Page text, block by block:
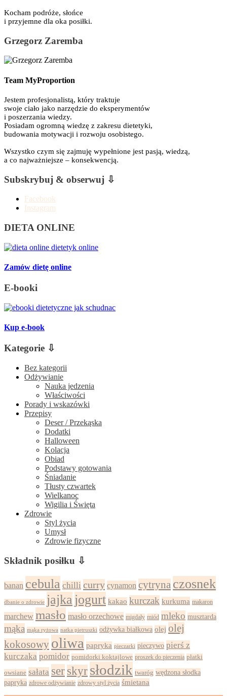
Kocham podróże, słońce
i przyjemne dla oka posiłki.
Grzegorz Zaremba
Team MyProportion
Jestem profesjonalistą, który traktuje
swoje ciało jako narzędzie do eksperymentów
i poszerzania wiedzy.
Posiadam ogromną wiedzę z zakresu dietetyki,
budowania motywacji i rozwoju osobistego.
Wszystko czym się zajmuję wypełnione jest pasją, wiedzą,
a co najważniejsze – konsekwencją.
Subskrybuj & obserwuj ⇩
Facebook
Instagram
DIETA ONLINE
Zamów dietę online
E-booki
Kup e-book
Kategorie ⇩
Bez kategorii
Odżywianie
Nauka jedzenia
Właściwości
Porady i wskazówki
Przepisy
Deser / Przekąska
Dodatki
Halloween
Kolacja
Obiad
Podstawy gotowania
Śniadanie
Tłusty czwartek
Wielkanoc
Wigilia i Święta
Zdrowie
Styl życia
Umysł
Zdrowie fizyczne
Składnik posiłku ⇩
banan cebula chilli curry cynamon cytryna czosnek
dbanie o zdrowie jajka jogurt kakao kurczak kurkuma makaron
marchew masło masło orzechowe migdały miód mleko musztarda
mąka mąka ryżowa natka pietruszki odżywka białkowa olej olej
kokosowy oliwa papryka pieczarki pieczywo pierś z
kurczaka pomidor pomidorki koktajlowe proszek do pieczenia płatki
owsiane sałata ser skyr słodzik twaróg wędzona słodka
papryka zdrowe odżywianie zdrowy styl życia śmietana